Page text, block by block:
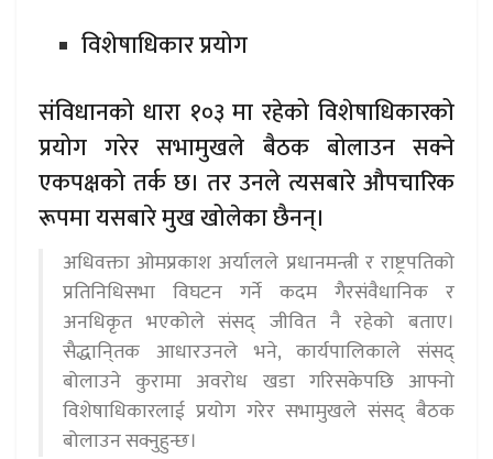
विशेषाधिकार प्रयोग
संविधानको धारा १०३ मा रहेको विशेषाधिकारको
प्रयोग गरेर सभामुखले बैठक बोलाउन सक्ने
एकपक्षको तर्क छ। तर उनले त्यसबारे औपचारिक
रूपमा यसबारे मुख खोलेका छैनन्।
अधिवक्ता ओमप्रकाश अर्यालले प्रधानमन्त्री र राष्ट्रपतिको
प्रतिनिधिसभा विघटन गर्ने कदम गैरसंवैधानिक र
अनधिकृत भएकोले संसद् जीवित नै रहेको बताए।
सैद्धानि्तक आधारउनले भने, कार्यपालिकाले संसद्
बोलाउने कुरामा अवरोध खडा गरिसकेपछि आफ्नो
विशेषाधिकारलाई प्रयोग गरेर सभामुखले संसद् बैठक
बोलाउन सक्नुहुन्छ।